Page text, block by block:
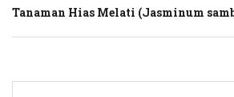
Tanaman Hias Melati (Jasminum